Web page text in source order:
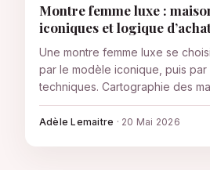
Montre femme luxe :
iconiques et logique
Une montre femme luxe se
par le modèle iconique, puis par
techniques. Cartographie des
(manufacture vs maison de
cultes, critères de choix et trois
Adèle Lemaitre · 20 Mai 2026